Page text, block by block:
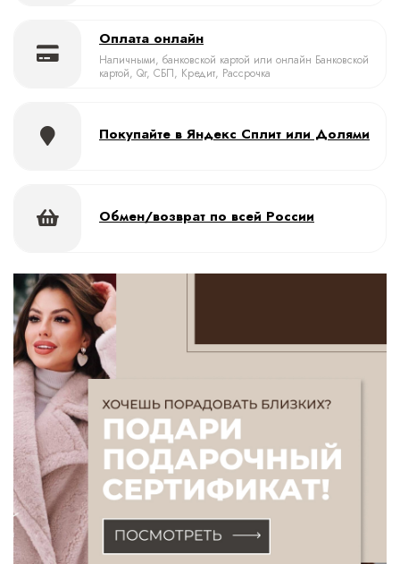
Оплата онлайн
Наличными, банковской картой или онлайн Банковской
картой, Qr, СБП, Кредит, Рассрочка
Покупайте в Яндекс Сплит или Долями
Обмен/возврат по всей России